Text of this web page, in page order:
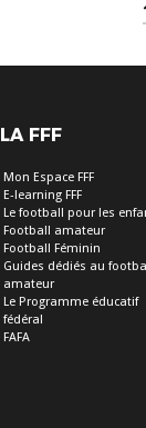
LA FFF
Mon Espace FFF
E-learning FFF
Le football pour les
Football amateur
Football Féminin
Guides dédiés au
amateur
Le Programme éducatif
fédéral
FAFA